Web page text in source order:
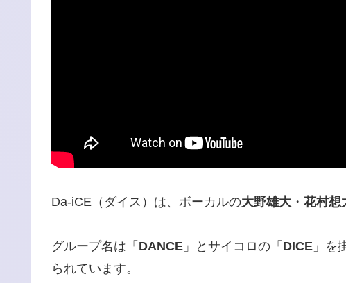
Da-iCE（ダイス）は、ボーカルの大野雄大 ・ 花村想
グループ名は「 DANCE 」とサイコロの「 DICE 」を
られています。